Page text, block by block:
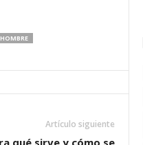
Artículo siguiente
qué sirve y cómo se